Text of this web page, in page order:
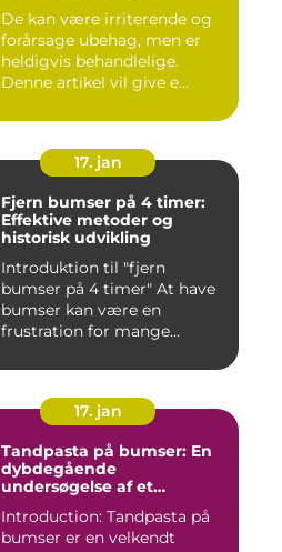
De kan være irriterende og
forårsage ubehag, men er
heldigvis behandlelige.
Denne artikel vil give e...
17. jan
Fjern bumser på 4 timer:
Effektive metoder og
historisk udvikling
Introduktion til "fjern
bumser på 4 timer" At have
bumser kan være en
frustration for mange
17. jan
Tandpasta på bumser: En
dybdegående
undersøgelse af et
Introduction: Tandpasta på
bumser er en velkendt